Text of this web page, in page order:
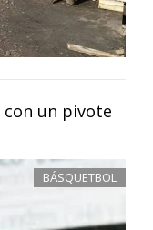
un pivote
BÁSQUETBOL